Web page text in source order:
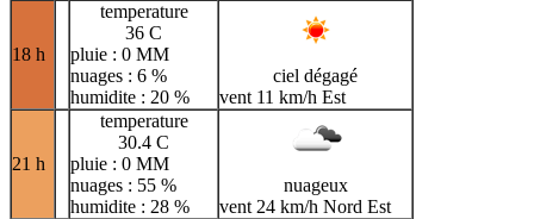
18 h
temperature
36 C
pluie : 0 MM
nuages : 6 %
humidite : 20 %
ciel dégagé
vent 11 km/h Est
21 h
temperature
30.4 C
pluie : 0 MM
nuages : 55 %
humidite : 28 %
nuageux
vent 24 km/h Nord Est